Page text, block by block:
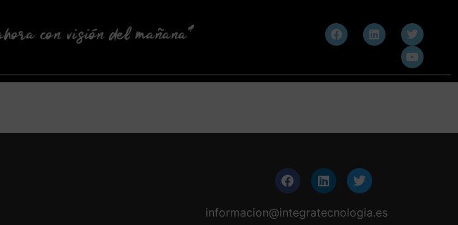
informacion@integratecnologia.es